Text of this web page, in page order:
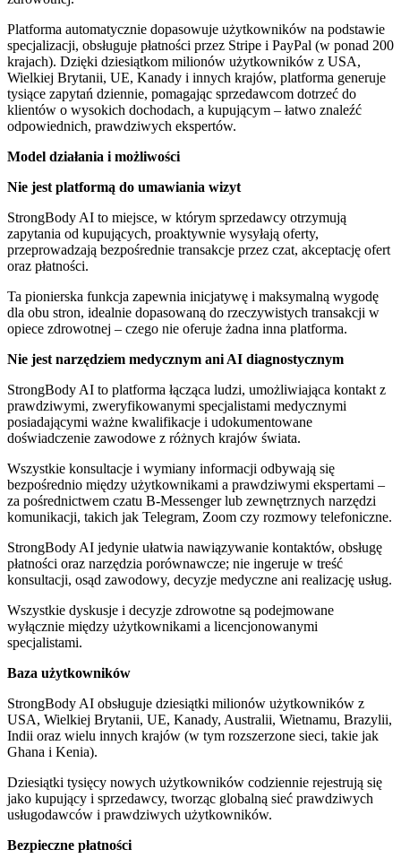
Platforma automatycznie dopasowuje użytkowników na podstawie
specjalizacji, obsługuje płatności przez Stripe i PayPal (w ponad 200
krajach). Dzięki dziesiątkom milionów użytkowników z USA,
Wielkiej Brytanii, UE, Kanady i innych krajów, platforma generuje
tysiące zapytań dziennie, pomagając sprzedawcom dotrzeć do
klientów o wysokich dochodach, a kupującym – łatwo znaleźć
odpowiednich, prawdziwych ekspertów.
Model działania i możliwości
Nie jest platformą do umawiania wizyt
StrongBody AI to miejsce, w którym sprzedawcy otrzymują
zapytania od kupujących, proaktywnie wysyłają oferty,
przeprowadzają bezpośrednie transakcje przez czat, akceptację ofert
oraz płatności.
Ta pionierska funkcja zapewnia inicjatywę i maksymalną wygodę
dla obu stron, idealnie dopasowaną do rzeczywistych transakcji w
opiece zdrowotnej – czego nie oferuje żadna inna platforma.
Nie jest narzędziem medycznym ani AI diagnostycznym
StrongBody AI to platforma łącząca ludzi, umożliwiająca kontakt z
prawdziwymi, zweryfikowanymi specjalistami medycznymi
posiadającymi ważne kwalifikacje i udokumentowane
doświadczenie zawodowe z różnych krajów świata.
Wszystkie konsultacje i wymiany informacji odbywają się
bezpośrednio między użytkownikami a prawdziwymi ekspertami –
za pośrednictwem czatu B-Messenger lub zewnętrznych narzędzi
komunikacji, takich jak Telegram, Zoom czy rozmowy telefoniczne.
StrongBody AI jedynie ułatwia nawiązywanie kontaktów, obsługę
płatności oraz narzędzia porównawcze; nie ingeruje w treść
konsultacji, osąd zawodowy, decyzje medyczne ani realizację usług.
Wszystkie dyskusje i decyzje zdrowotne są podejmowane
wyłącznie między użytkownikami a licencjonowanymi
specjalistami.
Baza użytkowników
StrongBody AI obsługuje dziesiątki milionów użytkowników z
USA, Wielkiej Brytanii, UE, Kanady, Australii, Wietnamu, Brazylii,
Indii oraz wielu innych krajów (w tym rozszerzone sieci, takie jak
Ghana i Kenia).
Dziesiątki tysięcy nowych użytkowników codziennie rejestrują się
jako kupujący i sprzedawcy, tworząc globalną sieć prawdziwych
usługodawców i prawdziwych użytkowników.
Bezpieczne płatności